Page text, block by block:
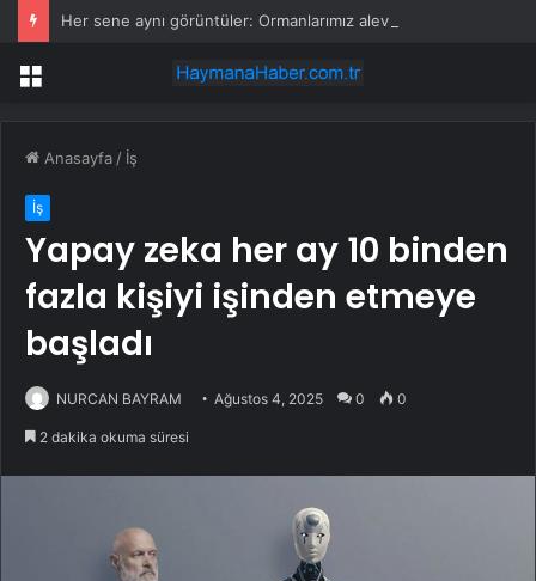
Menü
Anasayfa / İş
İş
Yapay zeka her ay 10 binden
fazla kişiyi işinden etmeye
başladı
NURCAN BAYRAM Ağustos 4, 2025 0 0
2 dakika okuma süresi